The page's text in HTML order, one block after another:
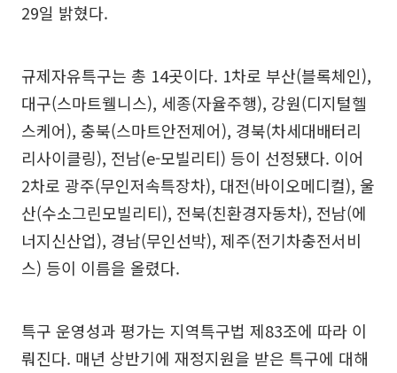
29일 밝혔다.
규제자유특구는 총 14곳이다. 1차로 부산(블록체인),
대구(스마트웰니스), 세종(자율주행), 강원(디지털헬
스케어), 충북(스마트안전제어), 경북(차세대배터리
리사이클링), 전남(e-모빌리티) 등이 선정됐다. 이어
2차로 광주(무인저속특장차), 대전(바이오메디컬), 울
산(수소그린모빌리티), 전북(친환경자동차), 전남(에
너지신산업), 경남(무인선박), 제주(전기차충전서비
스) 등이 이름을 올렸다.
특구 운영성과 평가는 지역특구법 제83조에 따라 이
뤄진다. 매년 상반기에 재정지원을 받은 특구에 대해